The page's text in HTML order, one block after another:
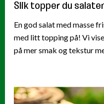
Slik topper du
En god salat med masse
med litt topping på! Vi
på mer smak og tekstur